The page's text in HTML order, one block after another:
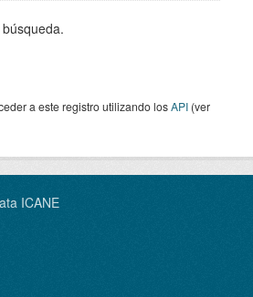
a este registro utilizando losAPI (ver
ICANE